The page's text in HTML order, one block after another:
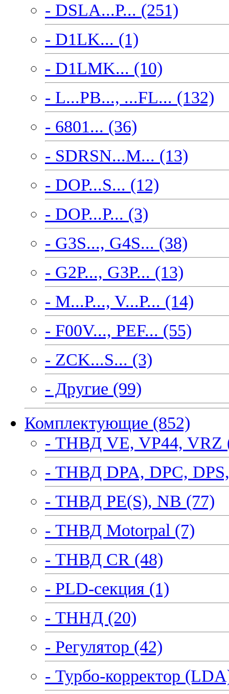
- DSLA...P... (251)
- D1LK... (1)
- D1LMK... (10)
- L...PB..., ...FL... (132)
- 6801... (36)
- SDRSN...M... (13)
- DOP...S... (12)
- DOP...P... (3)
- G3S..., G4S... (38)
- G2P..., G3P... (13)
- M...P..., V...P... (14)
- F00V..., PEF... (55)
- ZCK...S... (3)
- Другие (99)
Комплектующие (852)
- ТНВД VE, VP44, VRZ
- ТНВД DPA, DPC,
- ТНВД PE(S), NB (77)
- ТНВД Motorpal (7)
- ТНВД CR (48)
- PLD-секция (1)
- ТННД (20)
- Регулятор (42)
- Турбо-корректор